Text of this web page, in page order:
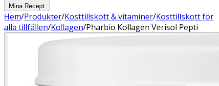
Mina Recept
Hem/Produkter/Kosttillskott & vitaminer/Kosttillskott för
alla tillfällen/Kollagen/Pharbio Kollagen Verisol Pepti